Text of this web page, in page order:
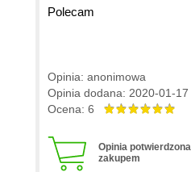
Polecam
Opinia: anonimowa
Opinia dodana: 2020-01-17
Ocena: 6
Opinia potwierdzona
zakupem